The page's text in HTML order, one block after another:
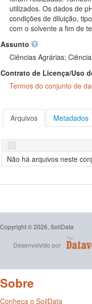
utilizados. Os dados de
condições de diluição,
com o solvente a fim de
Assunto
Ciências Agrárias;
Contrato de Licença/Uso
Termos do conjunto de
Arquivos Metadados
Não há arquivos neste
Copyright © 2026, SoilData
Desenvolvido por
Sobre
Conheça o SoilData